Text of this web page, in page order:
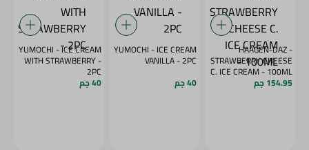
HAAGEN-DAZ -
STRAWBERRY CHEESE
C. ICE CREAM - 100ML
154.95 جم
YUMOCHI - ICE CREAM
VANILLA - 2PC
40 جم
YUMOCHI - ICE CREAM
WITH STRAWBERRY -
2PC
40 جم